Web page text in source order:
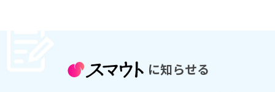
に知らせる